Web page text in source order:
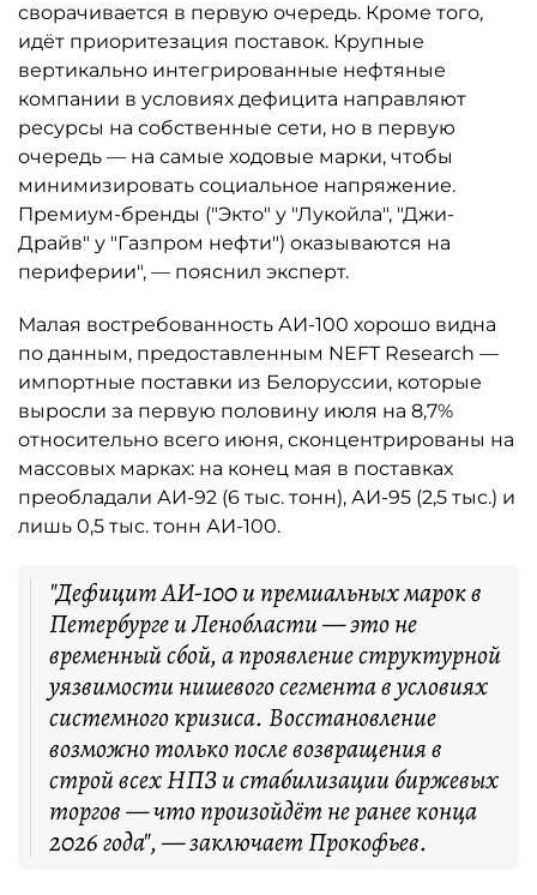
сворачивается в первую очередь. Кроме того,
идёт приоритезация поставок. Крупные
вертикально интегрированные нефтяные
компании в условиях дефицита направляют
ресурсы на собственные сети, но в первую
очередь — на самые ходовые марки, чтобы
минимизировать социальное напряжение.
Премиум-бренды ("Экто" у "Лукойла", "Джи-
Драйв" у "Газпром нефти") оказываются на
периферии", — пояснил эксперт.
Малая востребованность АИ-100 хорошо видна
по данным, предоставленным NEFT Research —
импортные поставки из Белоруссии, которые
выросли за первую половину июля на 8,7%
относительно всего июня, сконцентрированы на
массовых марках: на конец мая в поставках
преобладали АИ-92 (6 тыс. тонн), АИ-95 (2,5 тыс.) и
лишь 0,5 тыс. тонн АИ-100.
"Дефицит АИ-100 и премиальных марок в
Петербурге и Ленобласти — это не
временный сбой, а проявление структурной
уязвимости нишевого сегмента в условиях
системного кризиса. Восстановление
возможно только после возвращения в
строй всех НПЗ и стабилизации биржевых
торгов — что произойдёт не ранее конца
2026 года", — заключает Прокофьев.